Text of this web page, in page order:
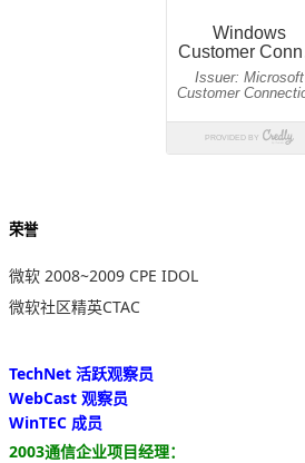
荣誉
微软 2008~2009 CPE IDOL
微软社区精英CTAC
TechNet 活跃观察员
WebCast 观察员
WinTEC 成员
2003通信企业项目经理：